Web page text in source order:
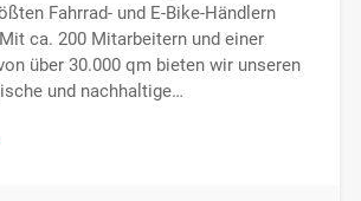
Fahrrad- und E-Bike-Händlern
ca. 200 Mitarbeitern und einer
über 30.000 qm bieten wir unseren
und nachhaltige…